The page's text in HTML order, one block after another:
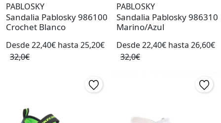
PABLOSKY
Sandalia Pablosky 986100
Crochet Blanco
Desde 22,40€ hasta 25,20€
32,0€
PABLOSKY
Sandalia Pablosky 986310
Marino/Azul
Desde 22,40€ hasta 26,60€
32,0€